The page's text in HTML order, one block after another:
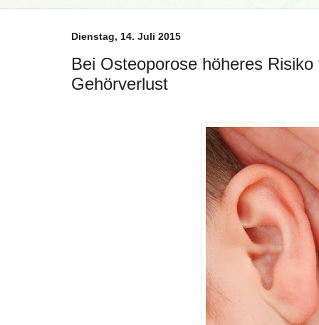
Dienstag, 14. Juli 2015
Bei Osteoporose höheres
Gehörverlust